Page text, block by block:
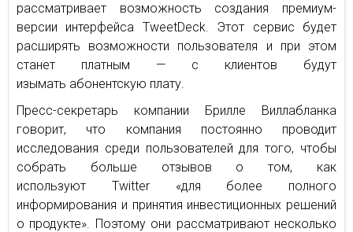
рассматривает возможность создания премиум-
версии интерфейса TweetDeck. Этот сервис будет
расширять возможности пользователя и при этом
станет платным — с клиентов будут
изымать абонентскую плату.
Пресс-секретарь компании Брилле Виллабланка
говорит, что компания постоянно проводит
исследования среди пользователей для того, чтобы
собрать больше отзывов о том, как
используют Twitter «для более полного
информирования и принятия инвестиционных решений
о продукте». Поэтому они рассматривают несколько